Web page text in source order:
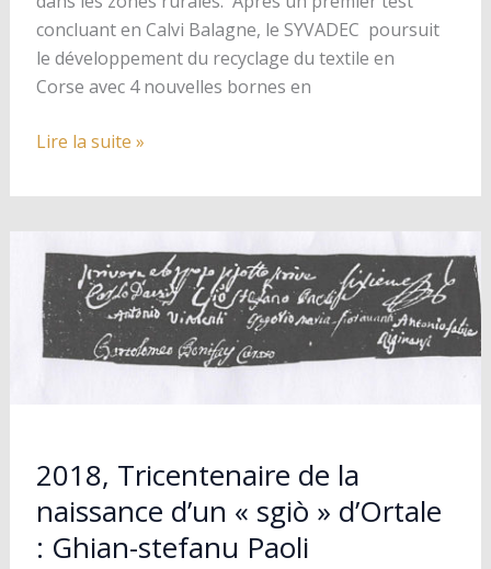
concluant en Calvi Balagne, le SYVADEC poursuit
le développement du recyclage du textile en
Corse avec 4 nouvelles bornes en
Installation
borne
Ortale
Lire la suite »
2018, Tricentenaire de la
naissance d’un « sgiò » d’Ortale
: Ghian-stefanu Paoli